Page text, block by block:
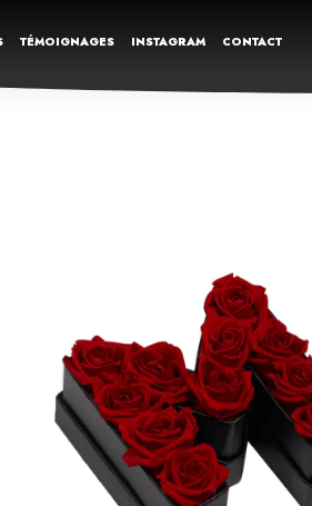
TÉMOIGNAGES INSTAGRAM CONTACT